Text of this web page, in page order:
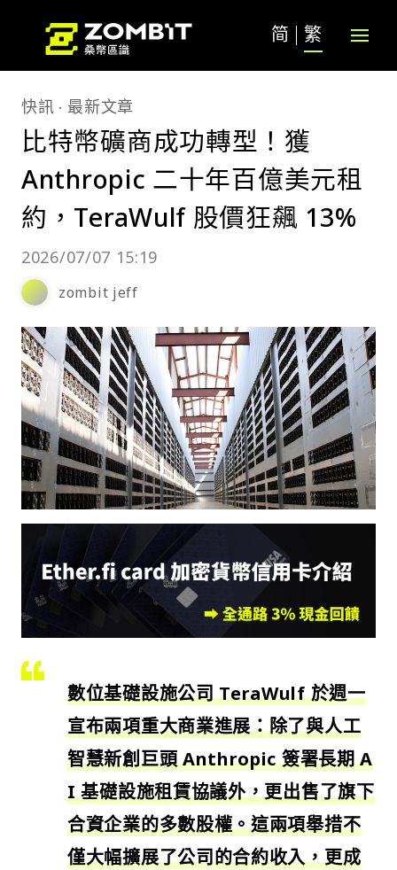
简 繁
快訊 最新文章
比特幣礦商成功轉型！獲
Anthropic 二十年百億美元租
約，TeraWulf 股價狂飆 13%
2026/07/07 15:19
zombit jeff
數位基礎設施公司 TeraWulf 於週一
宣布兩項重大商業進展：除了與人工
智慧新創巨頭 Anthropic 簽署長期 A
I 基礎設施租賃協議外，更出售了旗下
合資企業的多數股權。這兩項舉措不
僅大幅擴展了公司的合約收入，更成